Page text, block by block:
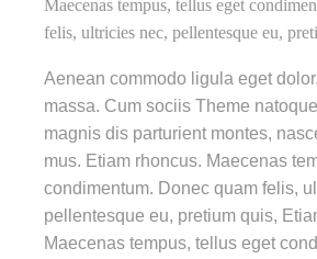
Maecenas tempus, tellus eget
felis, ultricies nec, pellentesque eu,
Aenean commodo ligula eget
massa. Cum sociis Theme
magnis dis parturient montes,
mus. Etiam rhoncus. Maecenas
condimentum. Donec quam felis,
pellentesque eu, pretium quis,
Maecenas tempus, tellus eget